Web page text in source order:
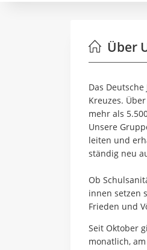
Über
Das
Kreuzes.
mehr als
Unsere
leiten und
ständig neu
Ob
innen setzen
Frieden und
Seit Oktober
monatlich,